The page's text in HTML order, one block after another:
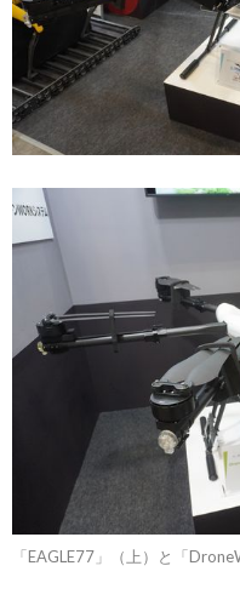
「EAGLE77」（上）と「